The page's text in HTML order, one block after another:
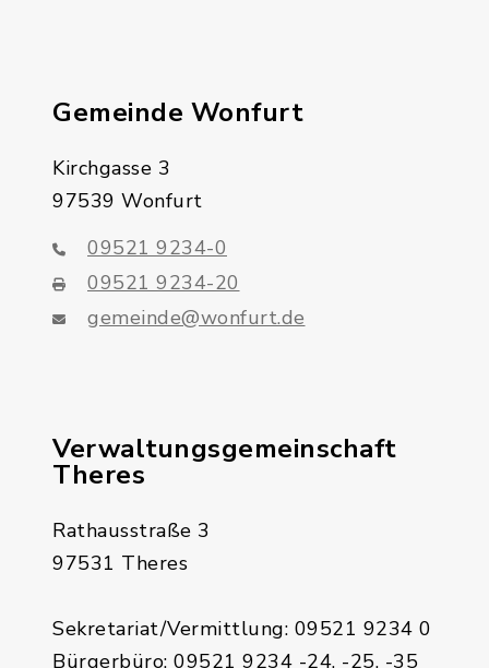
Gemeinde Wonfurt
Kirchgasse 3
97539 Wonfurt
09521 9234-0
09521 9234-20
gemeinde@wonfurt.de
Verwaltungsgemeinschaft
Theres
Rathausstraße 3
97531 Theres
Sekretariat/Vermittlung: 09521 9234 0
Bürgerbüro: 09521 9234 -24, -25, -35